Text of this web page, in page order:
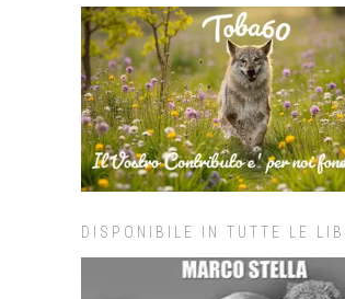
DISPONIBILE IN TUTTE LE